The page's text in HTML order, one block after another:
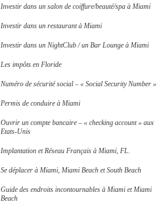
Investir dans un salon de coiffure/beauté/spa à Miami
Investir dans un restaurant à Miami
Investir dans un NightClub / un Bar Lounge à Miami
Les impôts en Floride
Numéro de sécurité social – « Social Security Number »
Permis de conduire à Miami
Ouvrir un compte bancaire – « checking account » aux
Etats-Unis
Implantation et Réseau Français à Miami, FL.
Se déplacer à Miami, Miami Beach et South Beach
Guide des endroits incontournables à Miami et Miami
Beach